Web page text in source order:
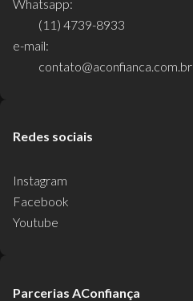
Whatsapp:
(11) 4739-8933
e-mail:
contato@aconfianca.com.br
Redes sociais
Instagram
Facebook
Youtube
Parcerias AConfiança